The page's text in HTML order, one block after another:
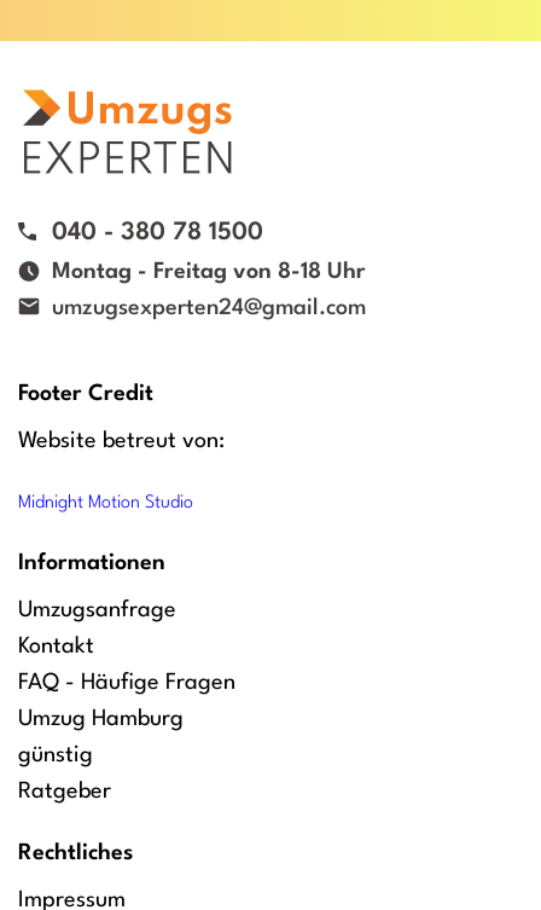
040 - 380 78 1500
Montag - Freitag von 8-18 Uhr
umzugsexperten24@gmail.com
Footer Credit
Website betreut von:
Midnight Motion Studio
Informationen
Umzugsanfrage
Kontakt
FAQ - Häufige Fragen
Umzug Hamburg
günstig
Ratgeber
Rechtliches
Impressum